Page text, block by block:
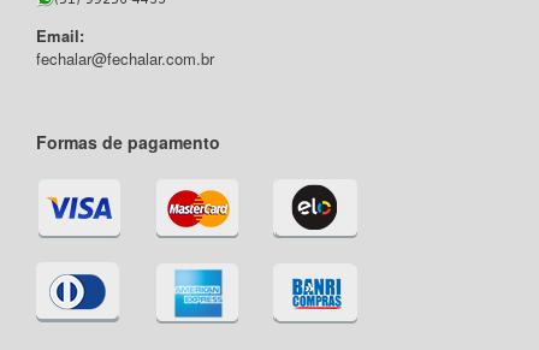
Email:
fechalar@fechalar.com.br
Formas de pagamento